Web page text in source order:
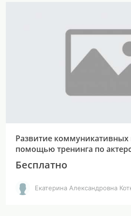
Развитие коммуникативных
помощью тренинга по
Бесплатно
Екатерина Александровна